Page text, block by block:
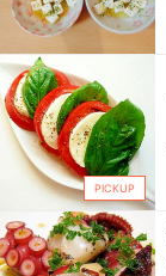
PICKUP